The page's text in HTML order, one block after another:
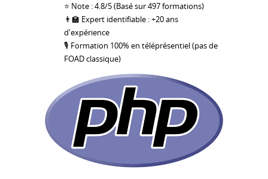
⭐ Note : 4.8/5 (Basé sur 497 formations)
👨‍🏫 Expert identifiable : +20 ans
d'expérience
🎙 Formation 100% en téléprésentiel (pas de
FOAD classique)